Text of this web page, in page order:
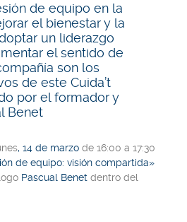
de equipo en la
el bienestar y la
un liderazgo
el sentido de
son los
de este Cuida’t
por el formador y
Benet
, 14 de marzo de 16:00 a 17:30
de equipo: visión compartida»
Pascual Benet dentro del